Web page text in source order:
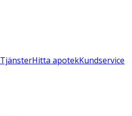
TjänsterHitta apotekKundservice